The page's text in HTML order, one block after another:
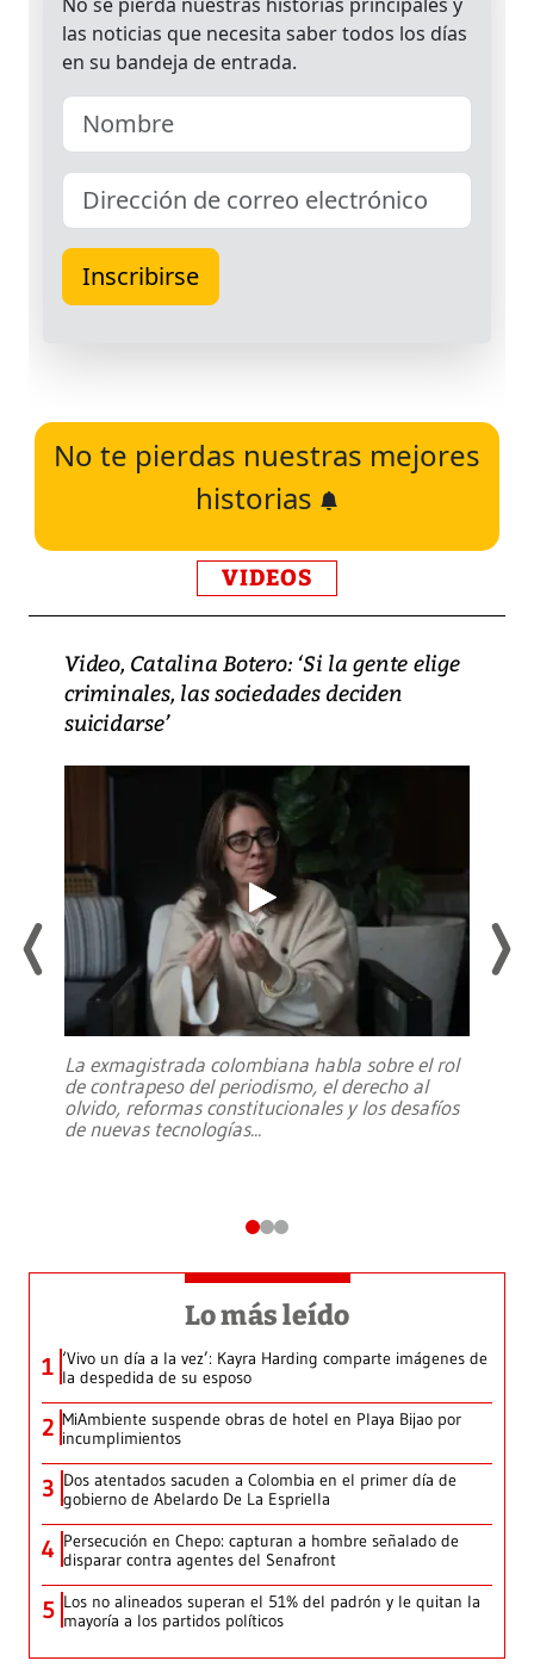
No te pierdas nuestras mejores
historias
VIDEOS
Video, Catalina Botero: ‘Si la gente elige
criminales, las sociedades deciden
suicidarse’
La exmagistrada colombiana habla sobre el rol
de contrapeso del periodismo, el derecho al
olvido, reformas constitucionales y los desafíos
de nuevas tecnologías...
Lo más leído
1 ‘Vivo un día a la vez’: Kayra Harding comparte imágenes de
la despedida de su esposo
2 MiAmbiente suspende obras de hotel en Playa Bijao por
incumplimientos
3 Dos atentados sacuden a Colombia en el primer día de
gobierno de Abelardo De La Espriella
4 Persecución en Chepo: capturan a hombre señalado de
disparar contra agentes del Senafront
5 Los no alineados superan el 51% del padrón y le quitan la
mayoría a los partidos políticos